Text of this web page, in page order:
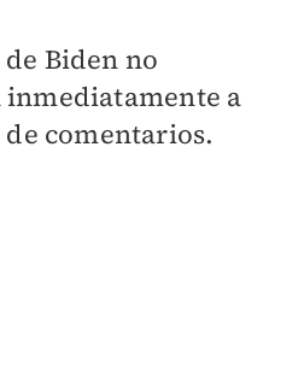
Biden no
a
comentarios.